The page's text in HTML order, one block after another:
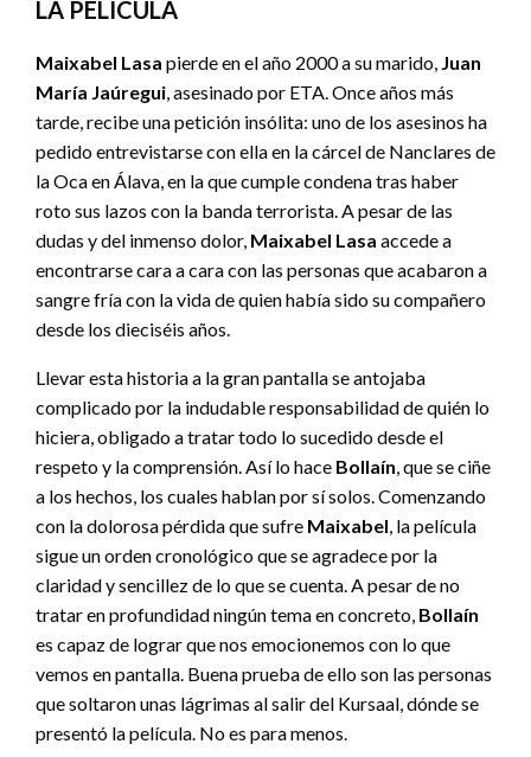
LA PELÍCULA
Maixabel Lasa pierde en el año 2000 a su marido, Juan
María Jaúregui, asesinado por ETA. Once años más
tarde, recibe una petición insólita: uno de los asesinos ha
pedido entrevistarse con ella en la cárcel de Nanclares de
la Oca en Álava, en la que cumple condena tras haber
roto sus lazos con la banda terrorista. A pesar de las
dudas y del inmenso dolor, Maixabel Lasa accede a
encontrarse cara a cara con las personas que acabaron a
sangre fría con la vida de quien había sido su compañero
desde los dieciséis años.
Llevar esta historia a la gran pantalla se antojaba
complicado por la indudable responsabilidad de quién lo
hiciera, obligado a tratar todo lo sucedido desde el
respeto y la comprensión. Así lo hace Bollaín, que se ciñe
a los hechos, los cuales hablan por sí solos. Comenzando
con la dolorosa pérdida que sufre Maixabel, la película
sigue un orden cronológico que se agradece por la
claridad y sencillez de lo que se cuenta. A pesar de no
tratar en profundidad ningún tema en concreto, Bollaín
es capaz de lograr que nos emocionemos con lo que
vemos en pantalla. Buena prueba de ello son las personas
que soltaron unas lágrimas al salir del Kursaal, dónde se
presentó la película. No es para menos.